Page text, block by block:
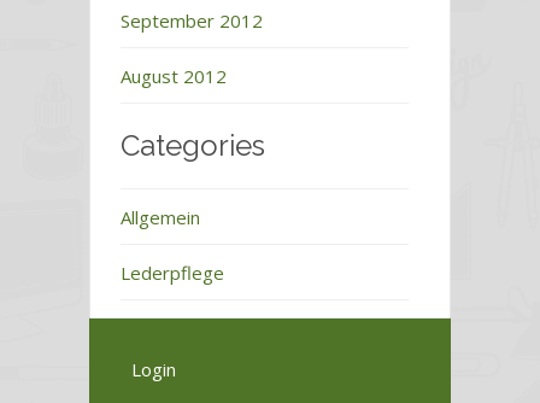
September 2012
August 2012
Categories
Allgemein
Lederpflege
Login